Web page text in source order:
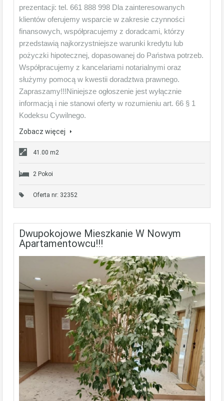
prezentacji: tel. 661 888 998 Dla zainteresowanych
klientów oferujemy wsparcie w zakresie czynności
finansowych, współpracujemy z doradcami, którzy
przedstawią najkorzystniejsze warunki kredytu lub
pożyczki hipotecznej, dopasowanej do Państwa potrzeb.
Współpracujemy z kancelariami notarialnymi oraz
służymy pomocą w kwestii doradztwa prawnego.
Zapraszamy!!!Niniejsze ogłoszenie jest wyłącznie
informacją i nie stanowi oferty w rozumieniu art. 66 § 1
Kodeksu Cywilnego.
Zobacz więcej
41.00 m2
2 Pokoi
Oferta nr: 32352
Dwupokojowe Mieszkanie W Nowym
Apartamentowcu!!!